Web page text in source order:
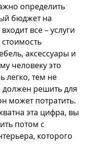
определить
бюджет на
все – услуги
аксессуары и
человеку это
легко, тем не
решить для
может потратить.
эта цифра, вы
потом с
которого